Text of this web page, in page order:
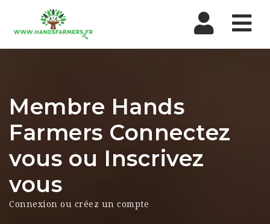
Membre Hands
Farmers Connectez
vous ou Inscrivez
vous
Connexion ou créez un compte